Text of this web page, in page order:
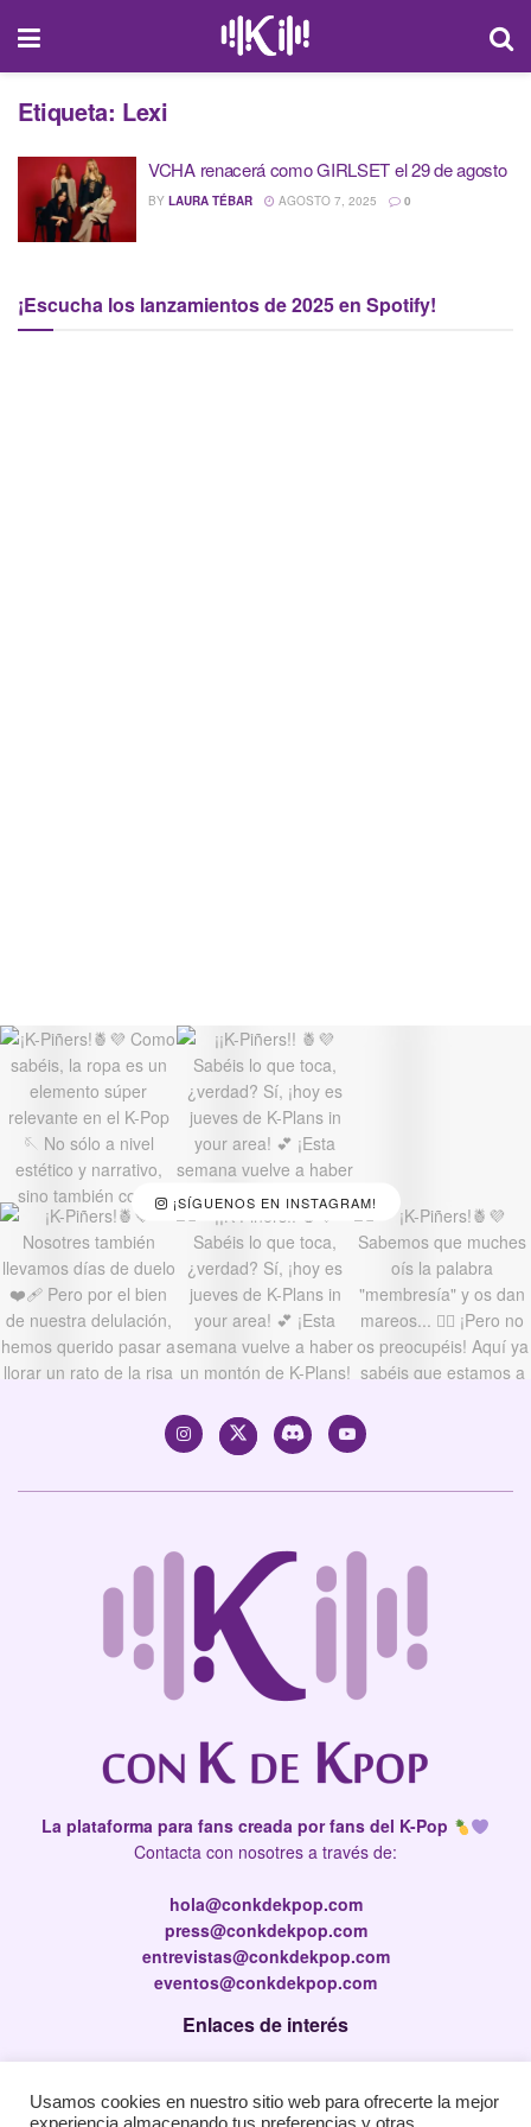
Etiqueta: Lexi
VCHA renacerá como GIRLSET el 29 de agosto
BY LAURA TÉBAR AGOSTO 7, 2025 0
¡Escucha los lanzamientos de 2025 en Spotify!
¡SÍGUENOS EN INSTAGRAM!
La plataforma para fans creada por fans del K-Pop
Contacta con nosotres a través de:
hola@conkdekpop.com
press@conkdekpop.com
entrevistas@conkdekpop.com
eventos@conkdekpop.com
Enlaces de interés
Política de privacidad
Usamos cookies en nuestro sitio web para ofrecerte la mejor